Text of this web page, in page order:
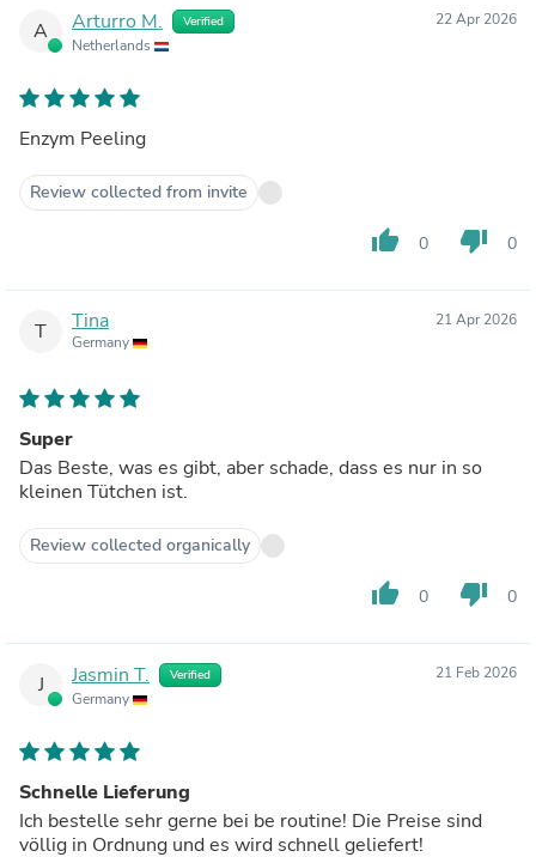
A Arturro M. Verified
Netherlands
22 Apr 2026
Enzym Peeling
Review collected from invite
thumb_up 0 thumb_down 0
T Tina
Germany
21 Apr 2026
Super
Das Beste, was es gibt, aber schade, dass es nur in so
kleinen Tütchen ist.
Review collected organically
thumb_up 0 thumb_down 0
J Jasmin T. Verified
Germany
21 Feb 2026
Schnelle Lieferung
Ich bestelle sehr gerne bei be routine! Die Preise sind
völlig in Ordnung und es wird schnell geliefert!